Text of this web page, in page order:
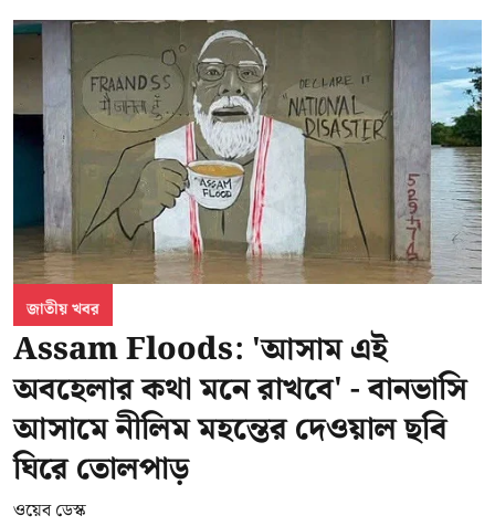
জাতীয় খবর
Assam Floods: 'আসাম এই
অবহেলার কথা মনে রাখবে' - বানভাসি
আসামে নীলিম মহন্তের দেওয়াল ছবি
ঘিরে তোলপাড়
ওয়েব ডেস্ক